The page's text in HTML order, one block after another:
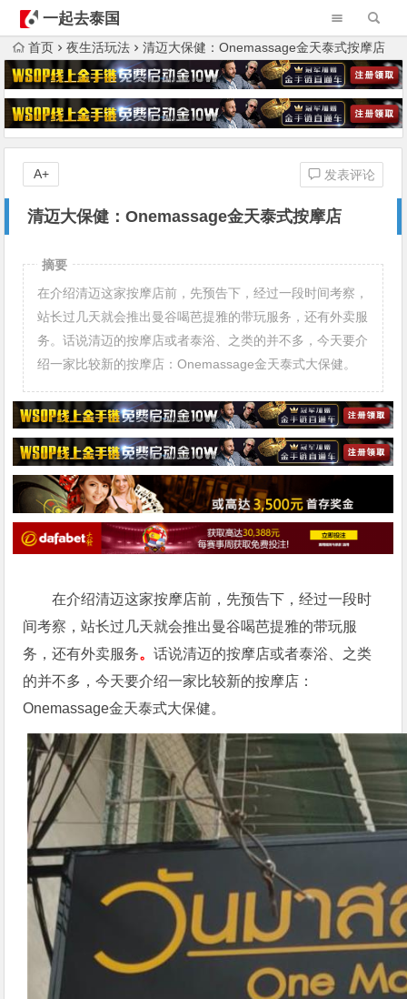
一起去泰国
首页 夜生活玩法 清迈大保健：Onemassage金天泰式按摩店
清迈大保健：Onemassage金天泰式按摩店
发表评论
A+
摘要
在介绍清迈这家按摩店前，先预告下，经过一段时间考察，
站长过几天就会推出曼谷喝芭提雅的带玩服务，还有外卖服
务。话说清迈的按摩店或者泰浴、之类的并不多，今天要介
绍一家比较新的按摩店：Onemassage金天泰式大保健。
在介绍清迈这家按摩店前，先预告下，经过一段时
间考察，站长过几天就会推出曼谷喝芭提雅的带玩服
务，还有外卖服务。话说清迈的按摩店或者泰浴、之类
的并不多，今天要介绍一家比较新的按摩店：
Onemassage金天泰式大保健。